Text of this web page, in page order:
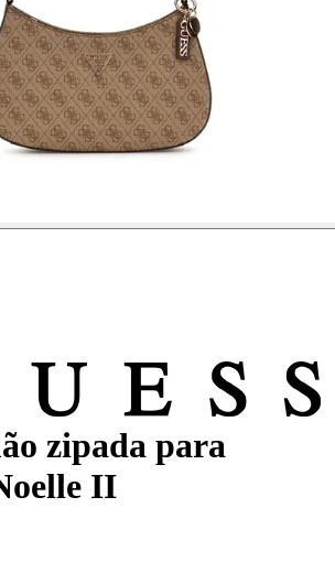
zipada para
II